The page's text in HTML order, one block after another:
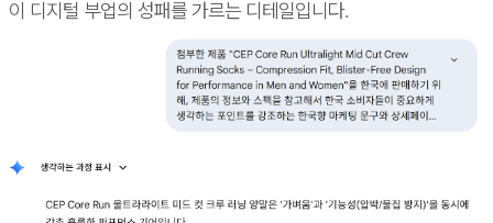
이 디지털 부업의 성패를 가르는 디테일입니다.